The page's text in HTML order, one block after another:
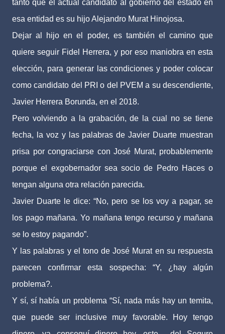
tanto que el actual candidato al gobierno del estado en
esa entidad es su hijo Alejandro Murat Hinojosa.
Dejar al hijo en el poder, es también el camino que
quiere seguir Fidel Herrera, y por eso maniobra en esta
elección, para generar las condiciones y poder colocar
como candidato del PRI o del PVEM a su descendiente,
Javier Herrera Borunda, en el 2018.
Pero volviendo a la grabación, de la cual no se tiene
fecha, la voz y las palabras de Javier Duarte muestran
prisa por congraciarse con José Murat, probablemente
porque el exgobernador sea socio de Pedro Haces o
tengan alguna otra relación parecida.
Javier Duarte le dice: “No, pero se los voy a pagar, se
los pago mañana. Yo mañana tengo recurso y mañana
se lo estoy pagando”.
Y las palabras y el tono de José Murat en su respuesta
parecen confirmar esta sospecha: “Y, ¿hay algún
problema?.
Y sí, sí había un problema “Sí, nada más hay un temita,
que puede ser inclusive muy favorable. Hoy tengo